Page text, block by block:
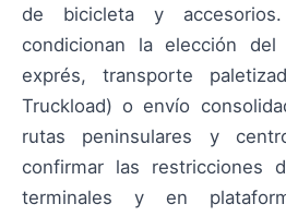
de bicicleta y
condicionan la elección del
exprés, transporte
Truckload) o envío
rutas peninsulares y
confirmar las restricciones
terminales y en